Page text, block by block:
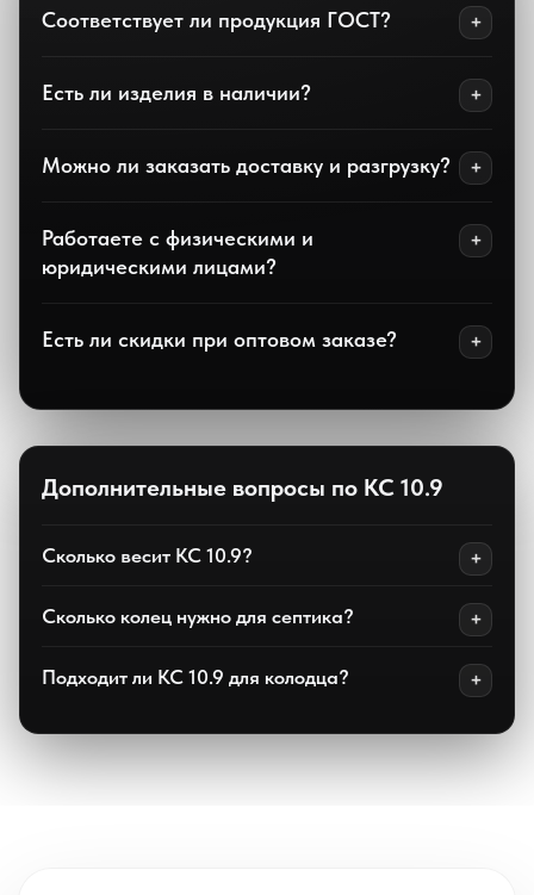
Соответствует ли продукция ГОСТ?
Есть ли изделия в наличии?
Можно ли заказать доставку и разгрузку?
Работаете с физическими и
юридическими лицами?
Есть ли скидки при оптовом заказе?
Дополнительные вопросы по КС 10.9
Сколько весит КС 10.9?
Сколько колец нужно для септика?
Подходит ли КС 10.9 для колодца?